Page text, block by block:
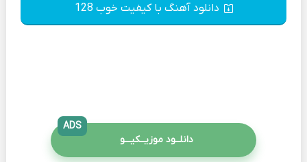
دانلود آهنگ با کیفیت خوب 128
دانلــود موزیــکیـــو
ADS